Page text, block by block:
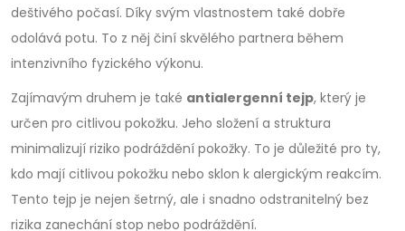
deštivého počasí. Díky svým vlastnostem také dobře
odolává potu. To z něj činí skvělého partnera během
intenzivního fyzického výkonu.
Zajímavým druhem je také antialergenní tejp, který je
určen pro citlivou pokožku. Jeho složení a struktura
minimalizují riziko podráždění pokožky. To je důležité pro ty,
kdo mají citlivou pokožku nebo sklon k alergickým reakcím.
Tento tejp je nejen šetrný, ale i snadno odstranitelný bez
rizika zanechání stop nebo podráždění.